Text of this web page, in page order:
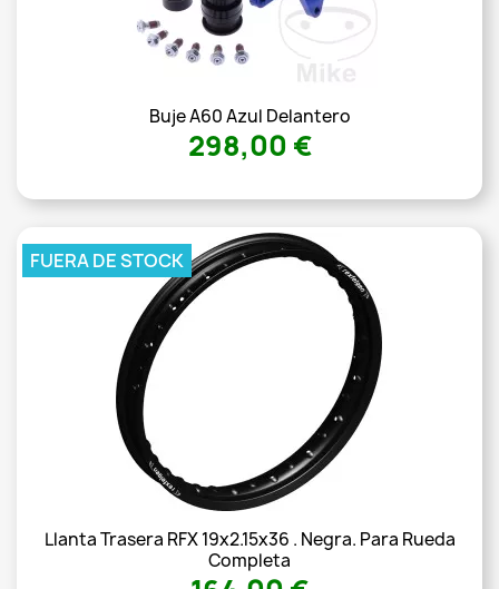
Buje A60 Azul Delantero
298,00 €
Llanta Trasera RFX 19x2.15x36 . Negra. Para Rueda
Completa
FUERA DE STOCK